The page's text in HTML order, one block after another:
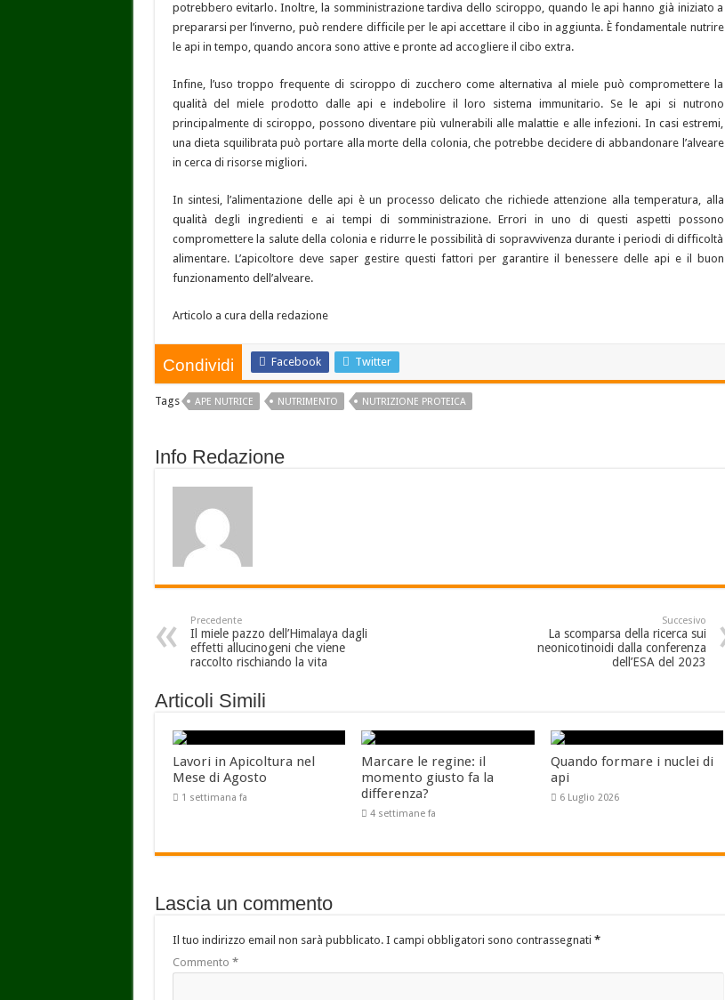
potrebbero evitarlo. Inoltre, la somministrazione tardiva dello sciroppo, quando le api hanno già iniziato a
prepararsi per l’inverno, può rendere difficile per le api accettare il cibo in aggiunta. È fondamentale nutrire
le api in tempo, quando ancora sono attive e pronte ad accogliere il cibo extra.
Infine, l’uso troppo frequente di sciroppo di zucchero come alternativa al miele può compromettere la
qualità del miele prodotto dalle api e indebolire il loro sistema immunitario. Se le api si nutrono
principalmente di sciroppo, possono diventare più vulnerabili alle malattie e alle infezioni. In casi estremi,
una dieta squilibrata può portare alla morte della colonia, che potrebbe decidere di abbandonare l’alveare
in cerca di risorse migliori.
In sintesi, l’alimentazione delle api è un processo delicato che richiede attenzione alla temperatura, alla
qualità degli ingredienti e ai tempi di somministrazione. Errori in uno di questi aspetti possono
compromettere la salute della colonia e ridurre le possibilità di sopravvivenza durante i periodi di difficoltà
alimentare. L’apicoltore deve saper gestire questi fattori per garantire il benessere delle api e il buon
funzionamento dell’alveare.
Articolo a cura della redazione
Condividi Facebook Twitter
Tags APE NUTRICE NUTRIMENTO NUTRIZIONE PROTEICA
Info Redazione
Precedente
Il miele pazzo dell’Himalaya dagli
effetti allucinogeni che viene
raccolto rischiando la vita
Succesivo
La scomparsa della ricerca sui
neonicotinoidi dalla conferenza
dell’ESA del 2023
Articoli Simili
Lavori in Apicoltura nel
Mese di Agosto
1 settimana fa
Marcare le regine: il
momento giusto fa la
differenza?
4 settimane fa
Quando formare i nuclei di
api
6 Luglio 2026
Lascia un commento
Il tuo indirizzo email non sarà pubblicato. I campi obbligatori sono contrassegnati *
Commento *